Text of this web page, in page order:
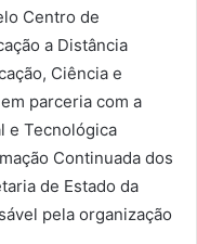
Centro de
a Distância
Ciência e
parceria com a
e Tecnológica
Continuada dos
de Estado da
pela organização